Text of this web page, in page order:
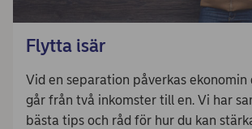
Flytta isär
Vid en separation påverkas ekonomin
går från två inkomster till en. Vi har
bästa tips och råd för hur du kan